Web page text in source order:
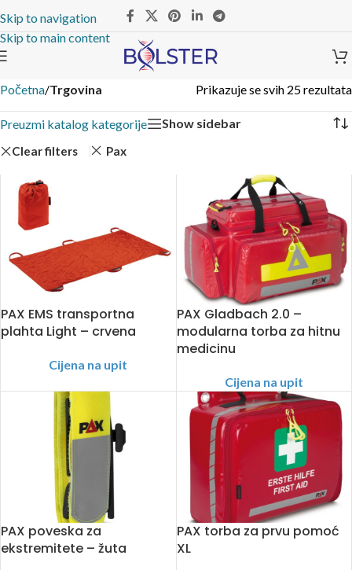
Skip to navigation
Skip to main content
Početna/Trgovina Prikazuje se svih 25 rezultata
Preuzmi katalog kategorije Show sidebar
Clear filters Pax
PAX EMS transportna
plahta Light – crvena
Cijena na upit
PAX Gladbach 2.0 –
modularna torba za hitnu
medicinu
Cijena na upit
PAX poveska za
ekstremitete – žuta
PAX torba za prvu pomoć
XL